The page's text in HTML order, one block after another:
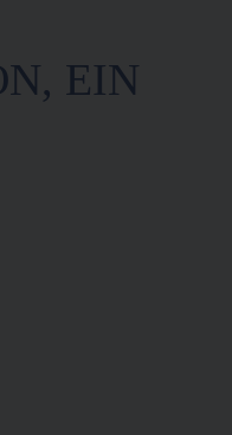
EIN